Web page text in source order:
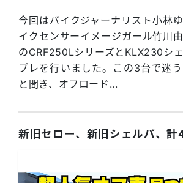
今回はバイクジャーナリスト小林
イクセンサーイメージガール竹川
のCRF250LシリーズとKLX230シ
プレを行いました。この3台で迷
と聞き、オフロード...